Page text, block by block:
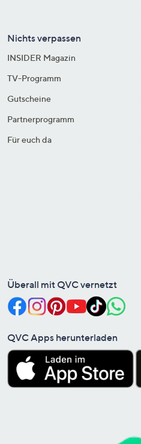
Nichts verpassen
INSIDER Magazin
TV-Programm
Gutscheine
Partnerprogramm
Für euch da
Überall mit QVC vernetzt
QVC Apps herunterladen